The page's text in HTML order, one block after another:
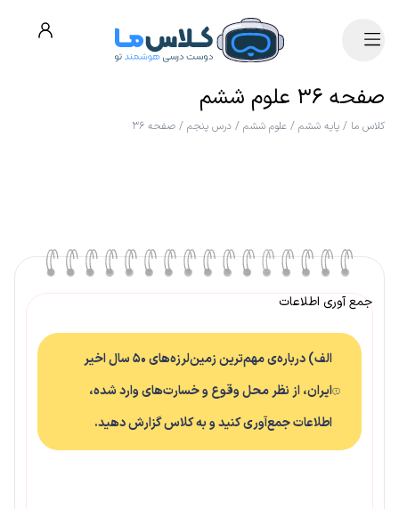
صفحه ۳۶ علوم ششم
کلاس ما / پایه ششم / علوم ششم / درس پنجم / صفحه ۳۶
جمع آوری اطلاعات
الف) درباره‌ی مهم‌ترین زمین‌لرزه‌های ۵۰ سال اخیر
ایران، از نظر محل وقوع و خسارت‌های وارد شده،
اطلاعات جمع‌آوری کنید و به کلاس گزارش دهید.